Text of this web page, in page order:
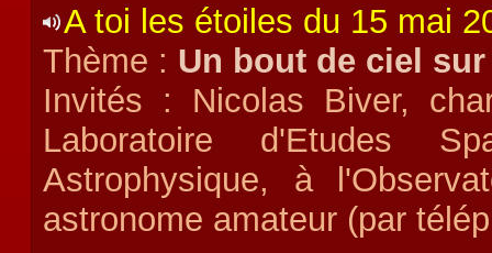
A toi les étoiles du 15 mai
Thème : Un bout de ciel
Invités : Nicolas Biver,
Laboratoire d'Etudes
Astrophysique, à
astronome amateur (par